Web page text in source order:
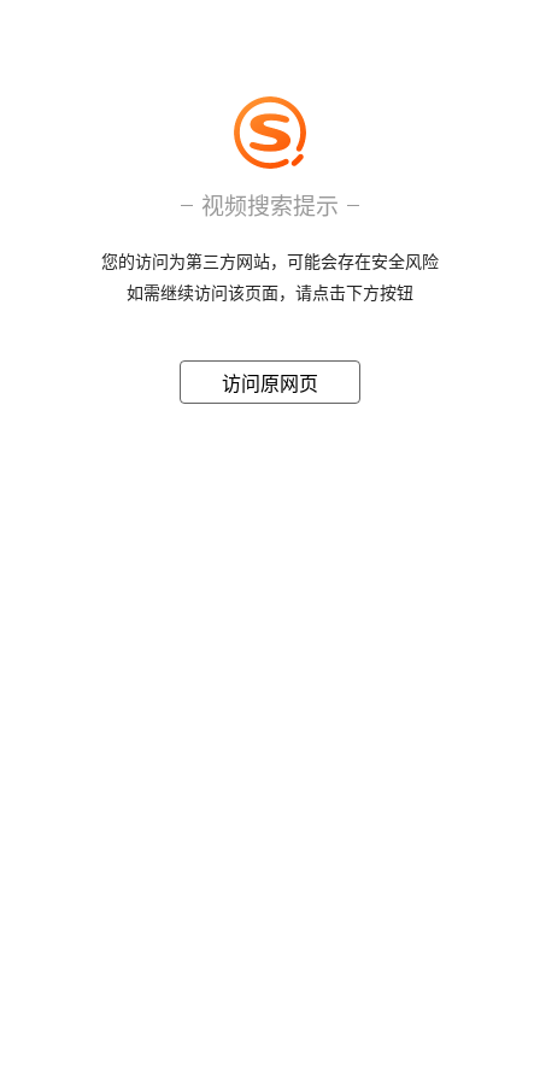
视频搜索提示
您的访问为第三方网站，可能会存在安全风险
如需继续访问该页面，请点击下方按钮
访问原网页